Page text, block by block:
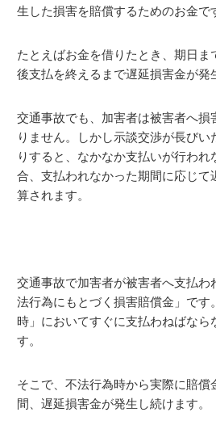
生した損害を賠償するためのお金で
たとえばお金を借りたとき、期日ま
後支払を終えるまで遅延損害金が発
交通事故でも、加害者は被害者へ損
りません。しかし示談交渉が長び
りすると、なかなか支払いが行わ
合、支払われなかった期間に応じて
算されます。
交通事故で加害者が被害者へ支払わ
法行為にもとづく損害賠償金」です
時」においてすぐに支払わねばなら
す。
そこで、不法行為時から実際に賠
間、遅延損害金が発生し続けます。